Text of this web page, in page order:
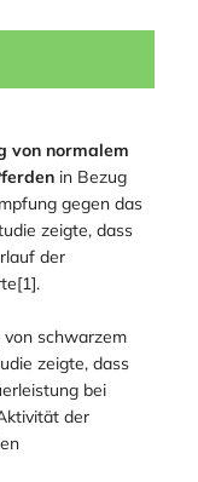
von normalem
in Bezug
gegen das
zeigte, dass
der
schwarzem
zeigte, dass
bei
der